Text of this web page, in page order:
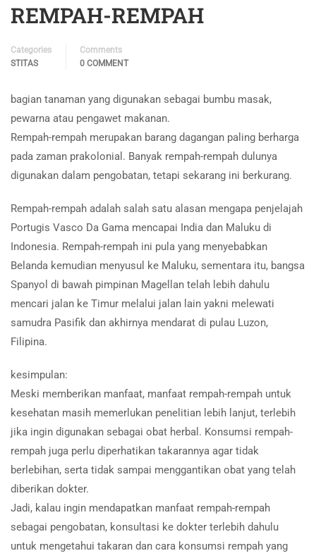
REMPAH-REMPAH
Categories
STITAS
Comments
0 COMMENT
bagian tanaman yang digunakan sebagai bumbu masak,
pewarna atau pengawet makanan.
Rempah-rempah merupakan barang dagangan paling berharga
pada zaman prakolonial. Banyak rempah-rempah dulunya
digunakan dalam pengobatan, tetapi sekarang ini berkurang.
Rempah-rempah adalah salah satu alasan mengapa penjelajah
Portugis Vasco Da Gama mencapai India dan Maluku di
Indonesia. Rempah-rempah ini pula yang menyebabkan
Belanda kemudian menyusul ke Maluku, sementara itu, bangsa
Spanyol di bawah pimpinan Magellan telah lebih dahulu
mencari jalan ke Timur melalui jalan lain yakni melewati
samudra Pasifik dan akhirnya mendarat di pulau Luzon,
Filipina.
kesimpulan:
Meski memberikan manfaat, manfaat rempah-rempah untuk
kesehatan masih memerlukan penelitian lebih lanjut, terlebih
jika ingin digunakan sebagai obat herbal. Konsumsi rempah-
rempah juga perlu diperhatikan takarannya agar tidak
berlebihan, serta tidak sampai menggantikan obat yang telah
diberikan dokter.
Jadi, kalau ingin mendapatkan manfaat rempah-rempah
sebagai pengobatan, konsultasi ke dokter terlebih dahulu
untuk mengetahui takaran dan cara konsumsi rempah yang